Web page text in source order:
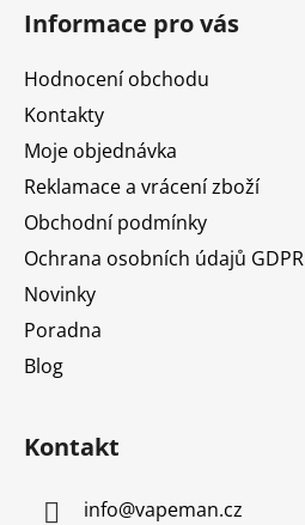
Informace pro vás
Hodnocení obchodu
Kontakty
Moje objednávka
Reklamace a vrácení zboží
Obchodní podmínky
Ochrana osobních údajů GDPR
Novinky
Poradna
Blog
Kontakt
info@vapeman.cz